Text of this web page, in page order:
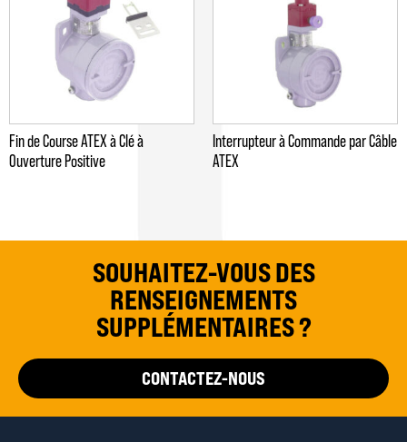
Fin de Course ATEX à Clé à
Ouverture Positive
Interrupteur à Commande par Câble
ATEX
SOUHAITEZ-VOUS DES
RENSEIGNEMENTS
SUPPLÉMENTAIRES ?
CONTACTEZ-NOUS